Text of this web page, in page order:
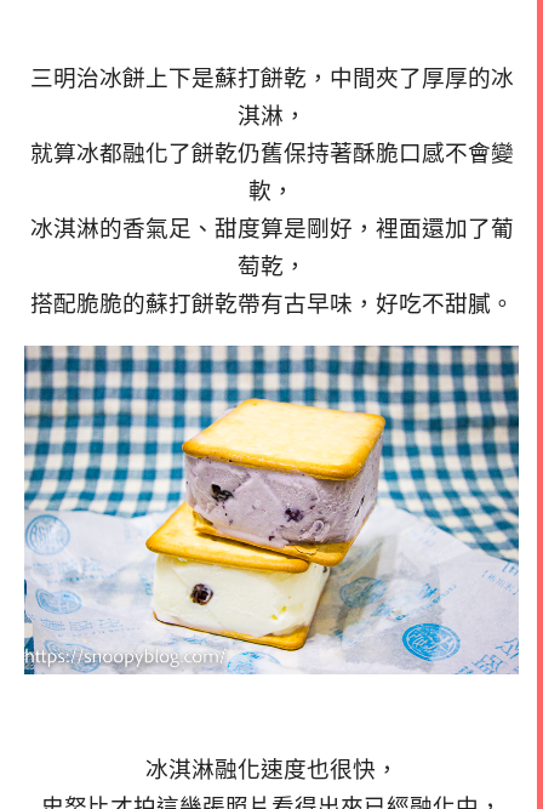
三明治冰餅上下是蘇打餅乾，中間夾了厚厚的冰
淇淋，
就算冰都融化了餅乾仍舊保持著酥脆口感不會變
軟，
冰淇淋的香氣足、甜度算是剛好，裡面還加了葡
萄乾，
搭配脆脆的蘇打餅乾帶有古早味，好吃不甜膩。
冰淇淋融化速度也很快，